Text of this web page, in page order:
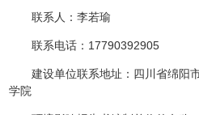
联系人：李若瑜
联系电话：17790392905
建设单位联系地址：四川省绵阳
学院